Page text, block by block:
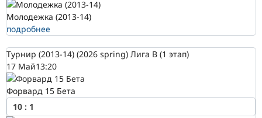
Молодежка (2013-14)
подробнее
Турнир (2013-14) (2026 spring) Лига В (1 этап)
17 Май13:20
Форвард 15 Бета
10 : 1